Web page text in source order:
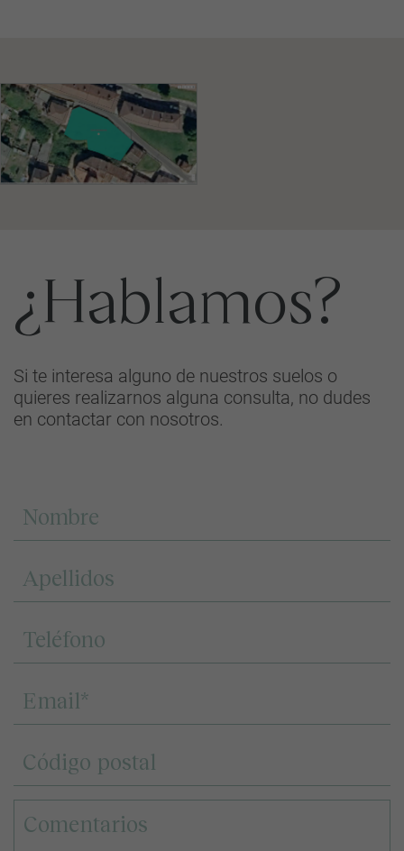
¿Hablamos?
Si te interesa alguno de nuestros suelos o
quieres realizarnos alguna consulta, no dudes
en contactar con nosotros.